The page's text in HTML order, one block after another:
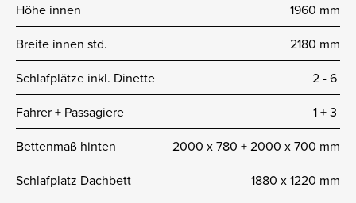
Höhe innen
1960 mm
Breite innen std.
2180 mm
Schlafplätze inkl. Dinette
2 -­ 6
Fahrer + Passagiere
1 + 3
Bettenmaß hinten
2000 x 780 + 2000 x 700 mm
Schlafplatz Dachbett
1880 x 1220 mm